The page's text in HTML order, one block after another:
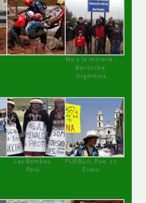
No a la minería ,
Bariloche,
Argentina
Las Bambas,
Perú
PUEBLA, Pue, 27
Enero